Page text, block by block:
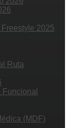
2025
Ruta
(MDF)